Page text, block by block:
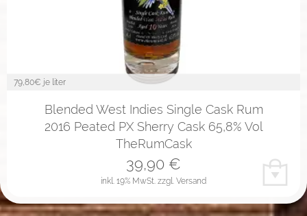
79,80€ je liter
Blended West Indies Single Cask Rum
2016 Peated PX Sherry Cask 65,8% Vol
TheRumCask
inkl. 19% MwSt. zzgl. Versand
39,90 €